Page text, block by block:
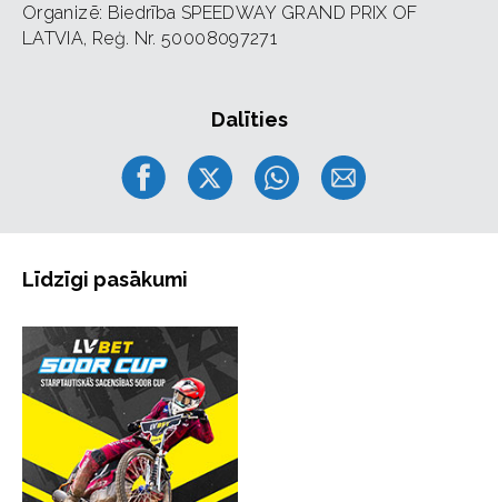
Organizē: Biedrība SPEEDWAY GRAND PRIX OF
LATVIA, Reģ. Nr. 50008097271
Dalīties
Līdzīgi pasākumi